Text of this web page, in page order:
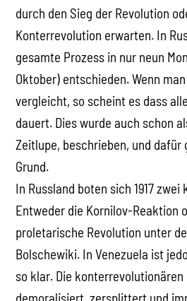
durch den Sieg der Revolution
Konterrevolution erwarten. In
gesamte Prozess in nur neun
Oktober) entschieden. Wenn
vergleicht, so scheint es dass
dauert. Dies wurde auch schon
Zeitlupe, beschrieben, und dafür
Grund.
In Russland boten sich 1917
Entweder die Kornilov-Reaktion
proletarische Revolution unter
Bolschewiki. In Venezuela ist
so klar. Die
demoralisiert, zersplittert und